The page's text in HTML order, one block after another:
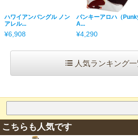
ハワイアンバングル ノン
アレル...
¥6,908
パンキーアロハ（
A...
¥4,290
人気ランキング
こちらも人気です